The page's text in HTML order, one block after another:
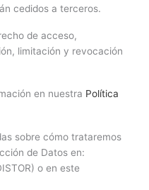
cedidos a terceros.
de acceso,
limitación y revocación
en nuestra Política
sobre cómo trataremos
de Datos en:
o en este